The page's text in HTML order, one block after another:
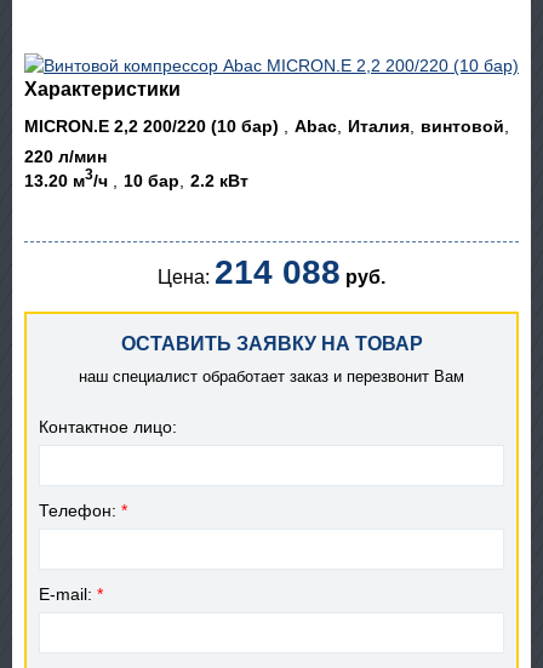
Характеристики
MICRON.E 2,2 200/220 (10 бар) Abac Италия
винтовой
220 л/мин
13.20 м3/ч 10 бар 2.2 кВт
Цена: 214 088 руб.
ОСТАВИТЬ ЗАЯВКУ НА ТОВАР
наш специалист обработает заказ и перезвонит Вам
Контактное лицо:
Телефон: *
E-mail: *